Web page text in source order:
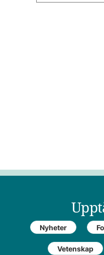
Nyheter
Vetenskap